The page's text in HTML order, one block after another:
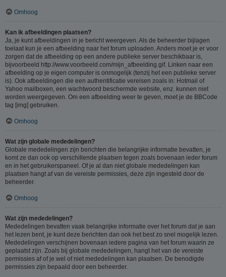
Omhoog
Kan ik afbeeldingen plaatsen?
Ja, je kunt afbeeldingen in je bericht weergeven. Als de beheerder bijlagen
toelaat kun je een afbeelding naar het forum uploaden. Anders moet je er voor
zorgen dat de afbeelding op een andere publieke server beschikbaar is,
bijvoorbeeld http://www.voorbeeld.com/mijn_afbeelding.gif. Linken naar een
afbeelding op je eigen computer is onmogelijk (tenzij het een publieke server
is). Ook afbeeldingen die een authentificatie vereisen zoals in: Hotmail of
Yahoo mailboxen, een wachtwoord beschermde website, enz. kunnen niet
worden weergegeven. Om een afbeelding weer te geven, moet je de BBCode
tag [img] gebruiken.
Omhoog
Wat zijn globale mededelingen?
Globale mededelingen zijn berichten die belangrijke informatie bevatten, je
komt ze dan ook op verschillende plaatsen tegen zoals bovenaan ieder forum
en in het gebruikerspaneel. Of je al dan niet globale mededelingen kan
plaatsen hangt af van de vereiste permissies, deze zijn ingesteld door de
beheerder.
Omhoog
Wat zijn mededelingen?
Mededelingen bevatten vaak belangrijke informatie over het forum dat je aan
het lezen bent, je kunt deze berichten dan ook het best zo snel mogelijk lezen.
Mededelingen verschijnen bovenaan iedere pagina van het forum waarin ze
geplaatst zijn. Zoals bij globale mededelingen, hangt het van de vereiste
permissies af of je wel of niet mededelingen kan plaatsen. De benodigde
permissies zijn bepaald door een beheerder.